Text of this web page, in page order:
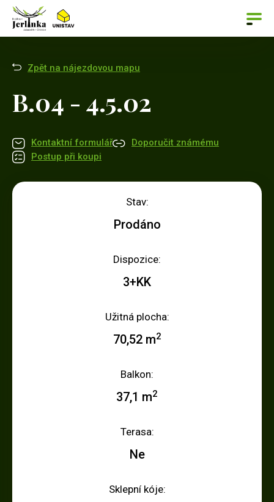
Zpět na nájezdovou mapu
B.04 - 4.5.02
Kontaktní formulář
Doporučit známému
Postup při koupi
Stav:
Prodáno
Dispozice:
3+KK
Užitná plocha:
70,52 m2
Balkon:
37,1 m2
Terasa:
Ne
Sklepní kóje: